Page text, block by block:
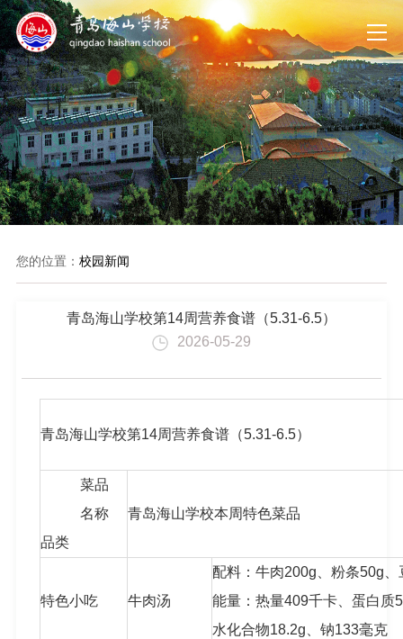
您的位置： 校园新闻
青岛海山学校第14周营养食谱（5.31-6.5）
2026-05-29
青岛海山学校第14周营养食谱（5.31-6.5）
菜品
名称
品类
青岛海山学校本周特色菜品
特色小吃 牛肉汤
配料：牛肉200g、粉条50g、
能量：热量409千卡、蛋白质
水化合物18.2g、钠133毫克